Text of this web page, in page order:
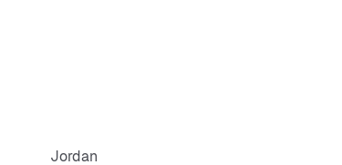
Jordan